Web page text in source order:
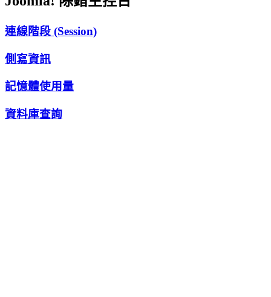
連線階段 (Session)
側寫資訊
記憶體使用量
資料庫查詢